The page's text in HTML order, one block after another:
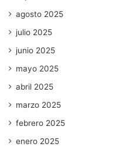
agosto 2025
julio 2025
junio 2025
mayo 2025
abril 2025
marzo 2025
febrero 2025
enero 2025